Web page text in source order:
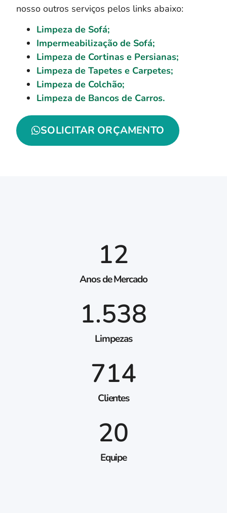
nosso outros serviços pelos links abaixo:
Limpeza de Sofá;
Impermeabilização de Sofá;
Limpeza de Cortinas e Persianas;
Limpeza de Tapetes e Carpetes;
Limpeza de Colchão;
Limpeza de Bancos de Carros.
SOLICITAR ORÇAMENTO
Anos de Mercado
12
Limpezas
1.538
Clientes
714
Equipe
20